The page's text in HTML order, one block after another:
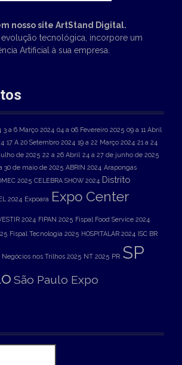
nosso site ArtStand Digital.
evolução tecnológica, incorpore um
Artificial à sua empresa.
3 a 6 Março 2024 04 a 06 Fevereiro 2025 09 a 11 Abril
17 A 20 Setembro 2024 19 a 22 Março 2024 21 a 24
de 2025 22 a 26 Abril 24 a 27 de junho de 2025
30 de maio de 2025 ABRIN 2024 Arapongas
2025 CELEBRA SHOW 2024 Distrito
2024 Expoara Expo Center
2024 FIPAN 2025 Fispal Food Service 2024
Fispal Tecnologia 2025 HOSPITALAR 2024 ISC BR
Negócios nos Trilhos 2025 NT 2025 PR SP
São Paulo Expo